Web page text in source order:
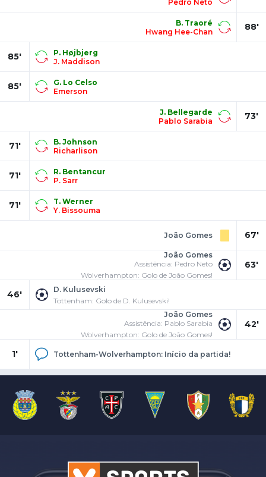
Pedro Neto
88'
B. Traoré
Hwang Hee-Chan
85'
P. Højbjerg
J. Maddison
85'
G. Lo Celso
Emerson
73'
J. Bellegarde
Pablo Sarabia
71'
B. Johnson
Richarlison
71'
R. Bentancur
P. Sarr
71'
T. Werner
Y. Bissouma
67'
João Gomes
63'
João Gomes
Assistência: Pedro Neto
Wolverhampton: Golo de João Gomes!
46'
D. Kulusevski
Tottenham: Golo de D. Kulusevski!
42'
João Gomes
Assistência: Pablo Sarabia
Wolverhampton: Golo de João Gomes!
1' Tottenham-Wolverhampton: Início da partida!